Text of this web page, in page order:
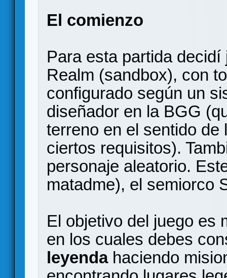
El comienzo
Para esta partida
Realm (sandbox), con
configurado según un
diseñador en la BGG
terreno en el sentido
ciertos requisitos).
personaje aleatorio.
matadme), el semiorco
El objetivo del juego es
en los cuales debes
leyendahaciendo